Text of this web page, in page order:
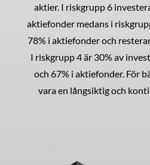
aktier. I riskgrupp 6
aktiefonder medans i
78% i aktiefonder och
I riskgrupp 4 är 30% av
och 67% i aktiefonder. För
vara en långsiktig och